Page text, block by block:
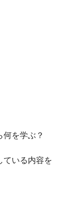
を学ぶ？
ている内容を